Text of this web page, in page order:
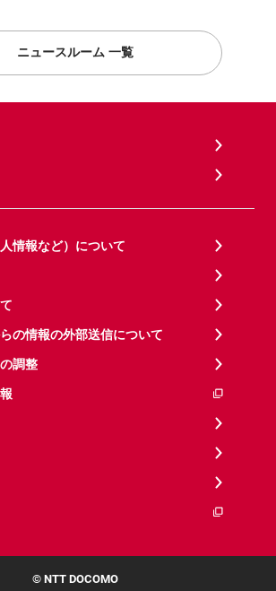
ニュースルーム 一覧
情報など）について
の情報の外部送信について
調整
© NTT DOCOMO